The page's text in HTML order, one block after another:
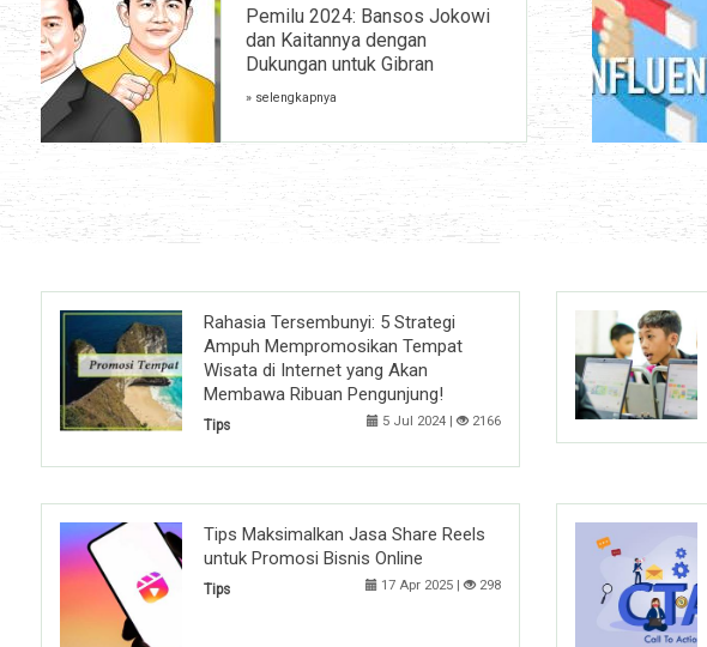
Pemilu 2024: Bansos Jokowi
dan Kaitannya dengan
Dukungan untuk Gibran
» selengkapnya
Rahasia Tersembunyi: 5 Strategi
Ampuh Mempromosikan Tempat
Wisata di Internet yang Akan
Membawa Ribuan Pengunjung!
Tips 5 Jul 2024 | 2166
Tips Maksimalkan Jasa Share Reels
untuk Promosi Bisnis Online
Tips 17 Apr 2025 | 298